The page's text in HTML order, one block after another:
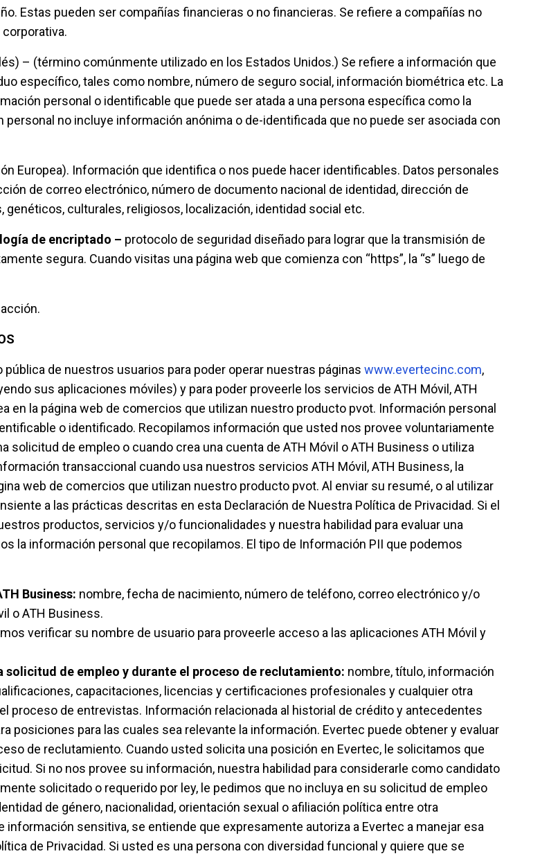
Estas pueden ser compañías financieras o no financieras. Se refiere a compañías no
– (término comúnmente utilizado en los Estados Unidos.) Se refiere a información que
específico, tales como nombre, número de seguro social, información biométrica etc. La
personal o identificable que puede ser atada a una persona específica como la
no incluye información anónima o de-identificada que no puede ser asociada con
Europea). Información que identifica o nos puede hacer identificables. Datos personales
de correo electrónico, número de documento nacional de identidad, dirección de
culturales, religiosos, localización, identidad social etc.
de encriptado – protocolo de seguridad diseñado para lograr que la transmisión de
segura. Cuando visitas una página web que comienza con “https”, la “s” luego de
de nuestros usuarios para poder operar nuestras páginas www.evertecinc.com,
sus aplicaciones móviles) y para poder proveerle los servicios de ATH Móvil, ATH
en la página web de comercios que utilizan nuestro producto pvot. Información personal
o identificado. Recopilamos información que usted nos provee voluntariamente
solicitud de empleo o cuando crea una cuenta de ATH Móvil o ATH Business o utiliza
transaccional cuando usa nuestros servicios ATH Móvil, ATH Business, la
web de comercios que utilizan nuestro producto pvot. Al enviar su resumé, o al utilizar
a las prácticas descritas en esta Declaración de Nuestra Política de Privacidad. Si el
productos, servicios y/o funcionalidades y nuestra habilidad para evaluar una
la información personal que recopilamos. El tipo de Información PII que podemos
Business: nombre, fecha de nacimiento, número de teléfono, correo electrónico y/o
o ATH Business.
verificar su nombre de usuario para proveerle acceso a las aplicaciones ATH Móvil y
de empleo y durante el proceso de reclutamiento: nombre, título, información
capacitaciones, licencias y certificaciones profesionales y cualquier otra
proceso de entrevistas. Información relacionada al historial de crédito y antecedentes
posiciones para las cuales sea relevante la información. Evertec puede obtener y evaluar
de reclutamiento. Cuando usted solicita una posición en Evertec, le solicitamos que
Si no nos provee su información, nuestra habilidad para considerarle como candidato
solicitado o requerido por ley, le pedimos que no incluya en su solicitud de empleo
de género, nacionalidad, orientación sexual o afiliación política entre otra
sensitiva, se entiende que expresamente autoriza a Evertec a manejar esa
de Privacidad. Si usted es una persona con diversidad funcional y quiere que se